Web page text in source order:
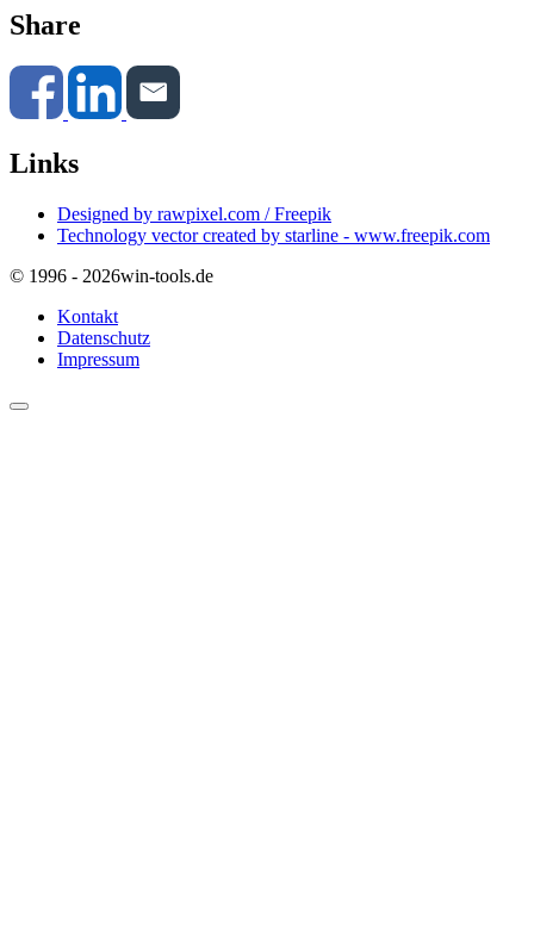
Share
Links
Designed by rawpixel.com / Freepik
Technology vector created by starline - www.freepik.com
© 1996 - 2026win-tools.de
Kontakt
Datenschutz
Impressum